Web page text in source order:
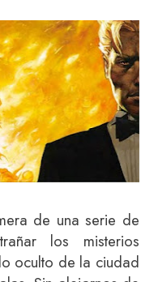
de una serie de
los misterios
oculto de la ciudad